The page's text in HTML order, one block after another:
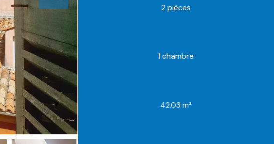
2 pièces
1 chambre
42.03 m²